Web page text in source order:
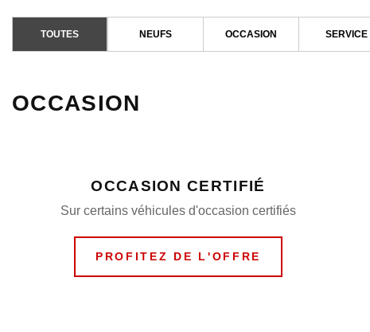
TOUTES NEUFS OCCASION SERVICE
OCCASION
OCCASION CERTIFIÉ
Sur certains véhicules d'occasion certifiés
PROFITEZ DE L'OFFRE